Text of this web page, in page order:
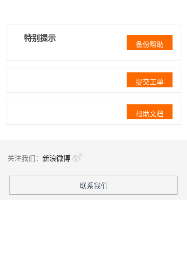
特别提示
备份帮助
提交工单
帮助文档